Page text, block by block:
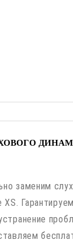
заменим
XS. Гарантируем